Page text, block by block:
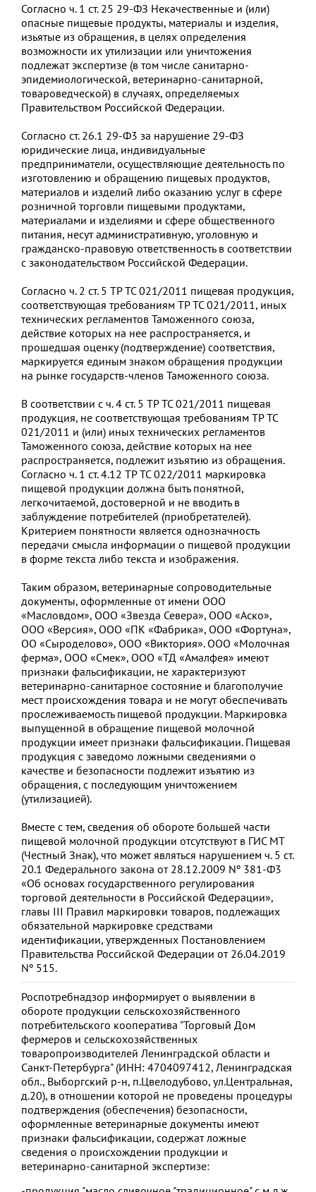
Согласно ч. 1 ст. 25 29-ФЗ Некачественные и (или)
опасные пищевые продукты, материалы и изделия,
изьятые из обращения, в целях определения
возможности их утилизации или уничтожения
подлежат экспертизе (в том числе санитарно-
эпидемиологической, ветеринарно-санитарной,
товароведческой) в случаях, определяемых
Правительством Российской Федерации.
Согласно ст. 26.1 29-Ф3 за нарушение 29-ФЗ
юридические лица, индивидуальные
предприниматели, осуществляющие деятельность по
изготовлению и обращению пищевых продуктов,
материалов и изделий либо оказанию услуг в сфере
розничной торговли пищевыми продуктами,
материалами и изделиями и сфере общественного
питания, несут административную, уголовную и
гражданско-правовую ответственность в соответствии
с законодательством Российской Федерации.
Согласно ч. 2 ст. 5 ТР ТС 021/2011 пищевая продукция,
соответствующая требованиям ТР ТС 021/2011, иных
технических регламентов Таможенного союза,
действие которых на нее распространяется, и
прошедшая оценку (подтверждение) соответствия,
маркируется единым знаком обращения продукции
на рынке государств-членов Таможенного союза.
В соответствии с ч. 4 ст. 5 ТР ТС 021/2011 пищевая
продукция, не соответствующая требованиям ТР ТС
021/2011 и (или) иных технических регламентов
Таможенного союза, действие которых на нее
распространяется, подлежит изъятию из обращения.
Согласно ч. 1 ст. 4.12 ТР ТС 022/2011 маркировка
пищевой продукции должна быть понятной,
легкочитаемой, достоверной и не вводить в
заблуждение потребителей (приобретателей).
Критерием понятности является однозначность
передачи смысла информации о пищевой продукции
в форме текста либо текста и изображения.
Таким образом, ветеринарные сопроводительные
документы, оформленные от имени ООО
«Масловдом», ООО «Звезда Севера», ООО «Аско»,
ООО «Версия», ООО «ПК «Фабрика», ООО «Фортуна»,
ОО «Сыроделово», ООО «Виктория». ООО «Молочная
ферма», ООО «Смек», ООО «ТД «Амалфея» имеют
признаки фальсификации, не характеризуют
ветеринарно-санитарное состояние и благополучие
мест происхождения товара и не могут обеспечивать
прослеживаемость пищевой продукции. Маркировка
выпущенной в обращение пищевой молочной
продукции имеет признаки фальсификации. Пищевая
продукция с заведомо ложными сведениями о
качестве и безопасности подлежит изъятию из
обращения, с последующим уничтожением
(утилизацией).
Вместе с тем, сведения об обороте большей части
пищевой молочной продукции отсутствуют в ГИС МТ
(Честный Знак), что может являться нарушением ч. 5 ст.
20.1 Федерального закона от 28.12.2009 Nº 381-Ф3
«Об основах государственного регулирования
торговой деятельности в Российской Федерации»,
главы III Правил маркировки товаров, подлежащих
обязательной маркировке средствами
идентификации, утвержденных Постановлением
Правительства Российской Федерации от 26.04.2019
Nº 515.
Роспотребнадзор информирует о выявлении в
обороте продукции сельскохозяйственного
потребительского кооператива "Торговый Дом
фермеров и сельскохозяйственных
товаропроизводителей Ленинградской области и
Санкт-Петербурга" (ИНН: 4704097412, Ленинградская
обл., Выборгский р-н, п.Цвелодубово, ул.Центральная,
д.20), в отношении которой не проведены процедуры
подтверждения (обеспечения) безопасности,
оформленные ветеринарные документы имеют
признаки фальсификации, содержат ложные
сведения о происхождении продукции и
ветеринарно-санитарной экспертизе: